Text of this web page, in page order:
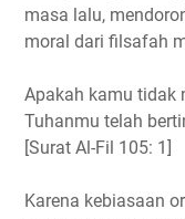
masa lalu,
moral dari filsafah
Apakah kamu tidak
Tuhanmu telah
[Surat Al-Fil 105: 1]
Karena kebiasaan